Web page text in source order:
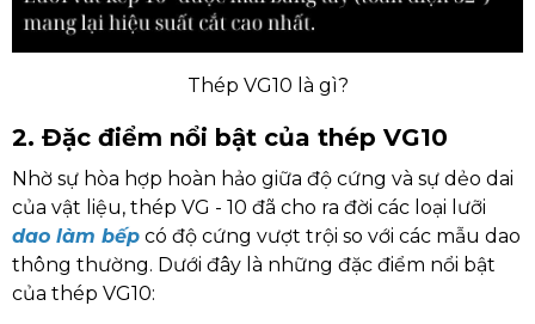
Thép VG10 là gì?
2. Đặc điểm nổi bật của thép VG10
Nhờ sự hòa hợp hoàn hảo giữa độ cứng và sự dẻo dai
của vật liệu, thép VG - 10 đã cho ra đời các loại lưỡi
dao làm bếp có độ cứng vượt trội so với các mẫu dao
thông thường. Dưới đây là những đặc điểm nổi bật
của thép VG10: